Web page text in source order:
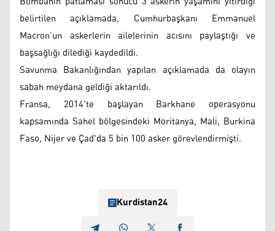
belirtilen açıklamada, Cumhurbaşkanı Emmanuel
Macron’un askerlerin ailelerinin acısını paylaştığı ve
başsağlığı dilediği kaydedildi.
Savunma Bakanlığından yapılan açıklamada da olayın
sabah meydana geldiği aktarıldı.
Fransa, 2014'te başlayan Barkhane operasyonu
kapsamında Sahel bölgesindeki Moritanya, Mali, Burkina
Faso, Nijer ve Çad'da 5 bin 100 asker görevlendirmişti.
Kurdistan24